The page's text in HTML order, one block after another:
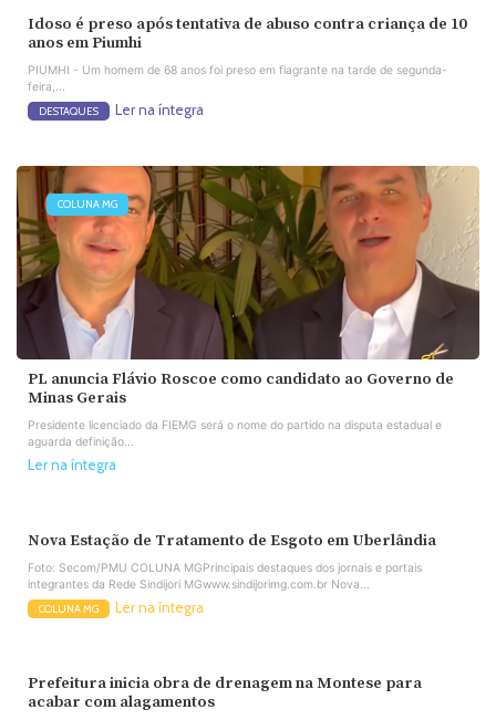
Idoso é preso após tentativa de abuso contra criança de 10
anos em Piumhi
PIUMHI - Um homem de 68 anos foi preso em flagrante na tarde de segunda-
feira,...
DESTAQUES Ler na íntegra
COLUNA MG
PL anuncia Flávio Roscoe como candidato ao Governo de
Minas Gerais
Presidente licenciado da FIEMG será o nome do partido na disputa estadual e
aguarda definição...
Ler na íntegra
Nova Estação de Tratamento de Esgoto em Uberlândia
Foto: Secom/PMU COLUNA MGPrincipais destaques dos jornais e portais
integrantes da Rede Sindijori MGwww.sindijorimg.com.br Nova...
COLUNA MG Ler na íntegra
Prefeitura inicia obra de drenagem na Montese para
acabar com alagamentos